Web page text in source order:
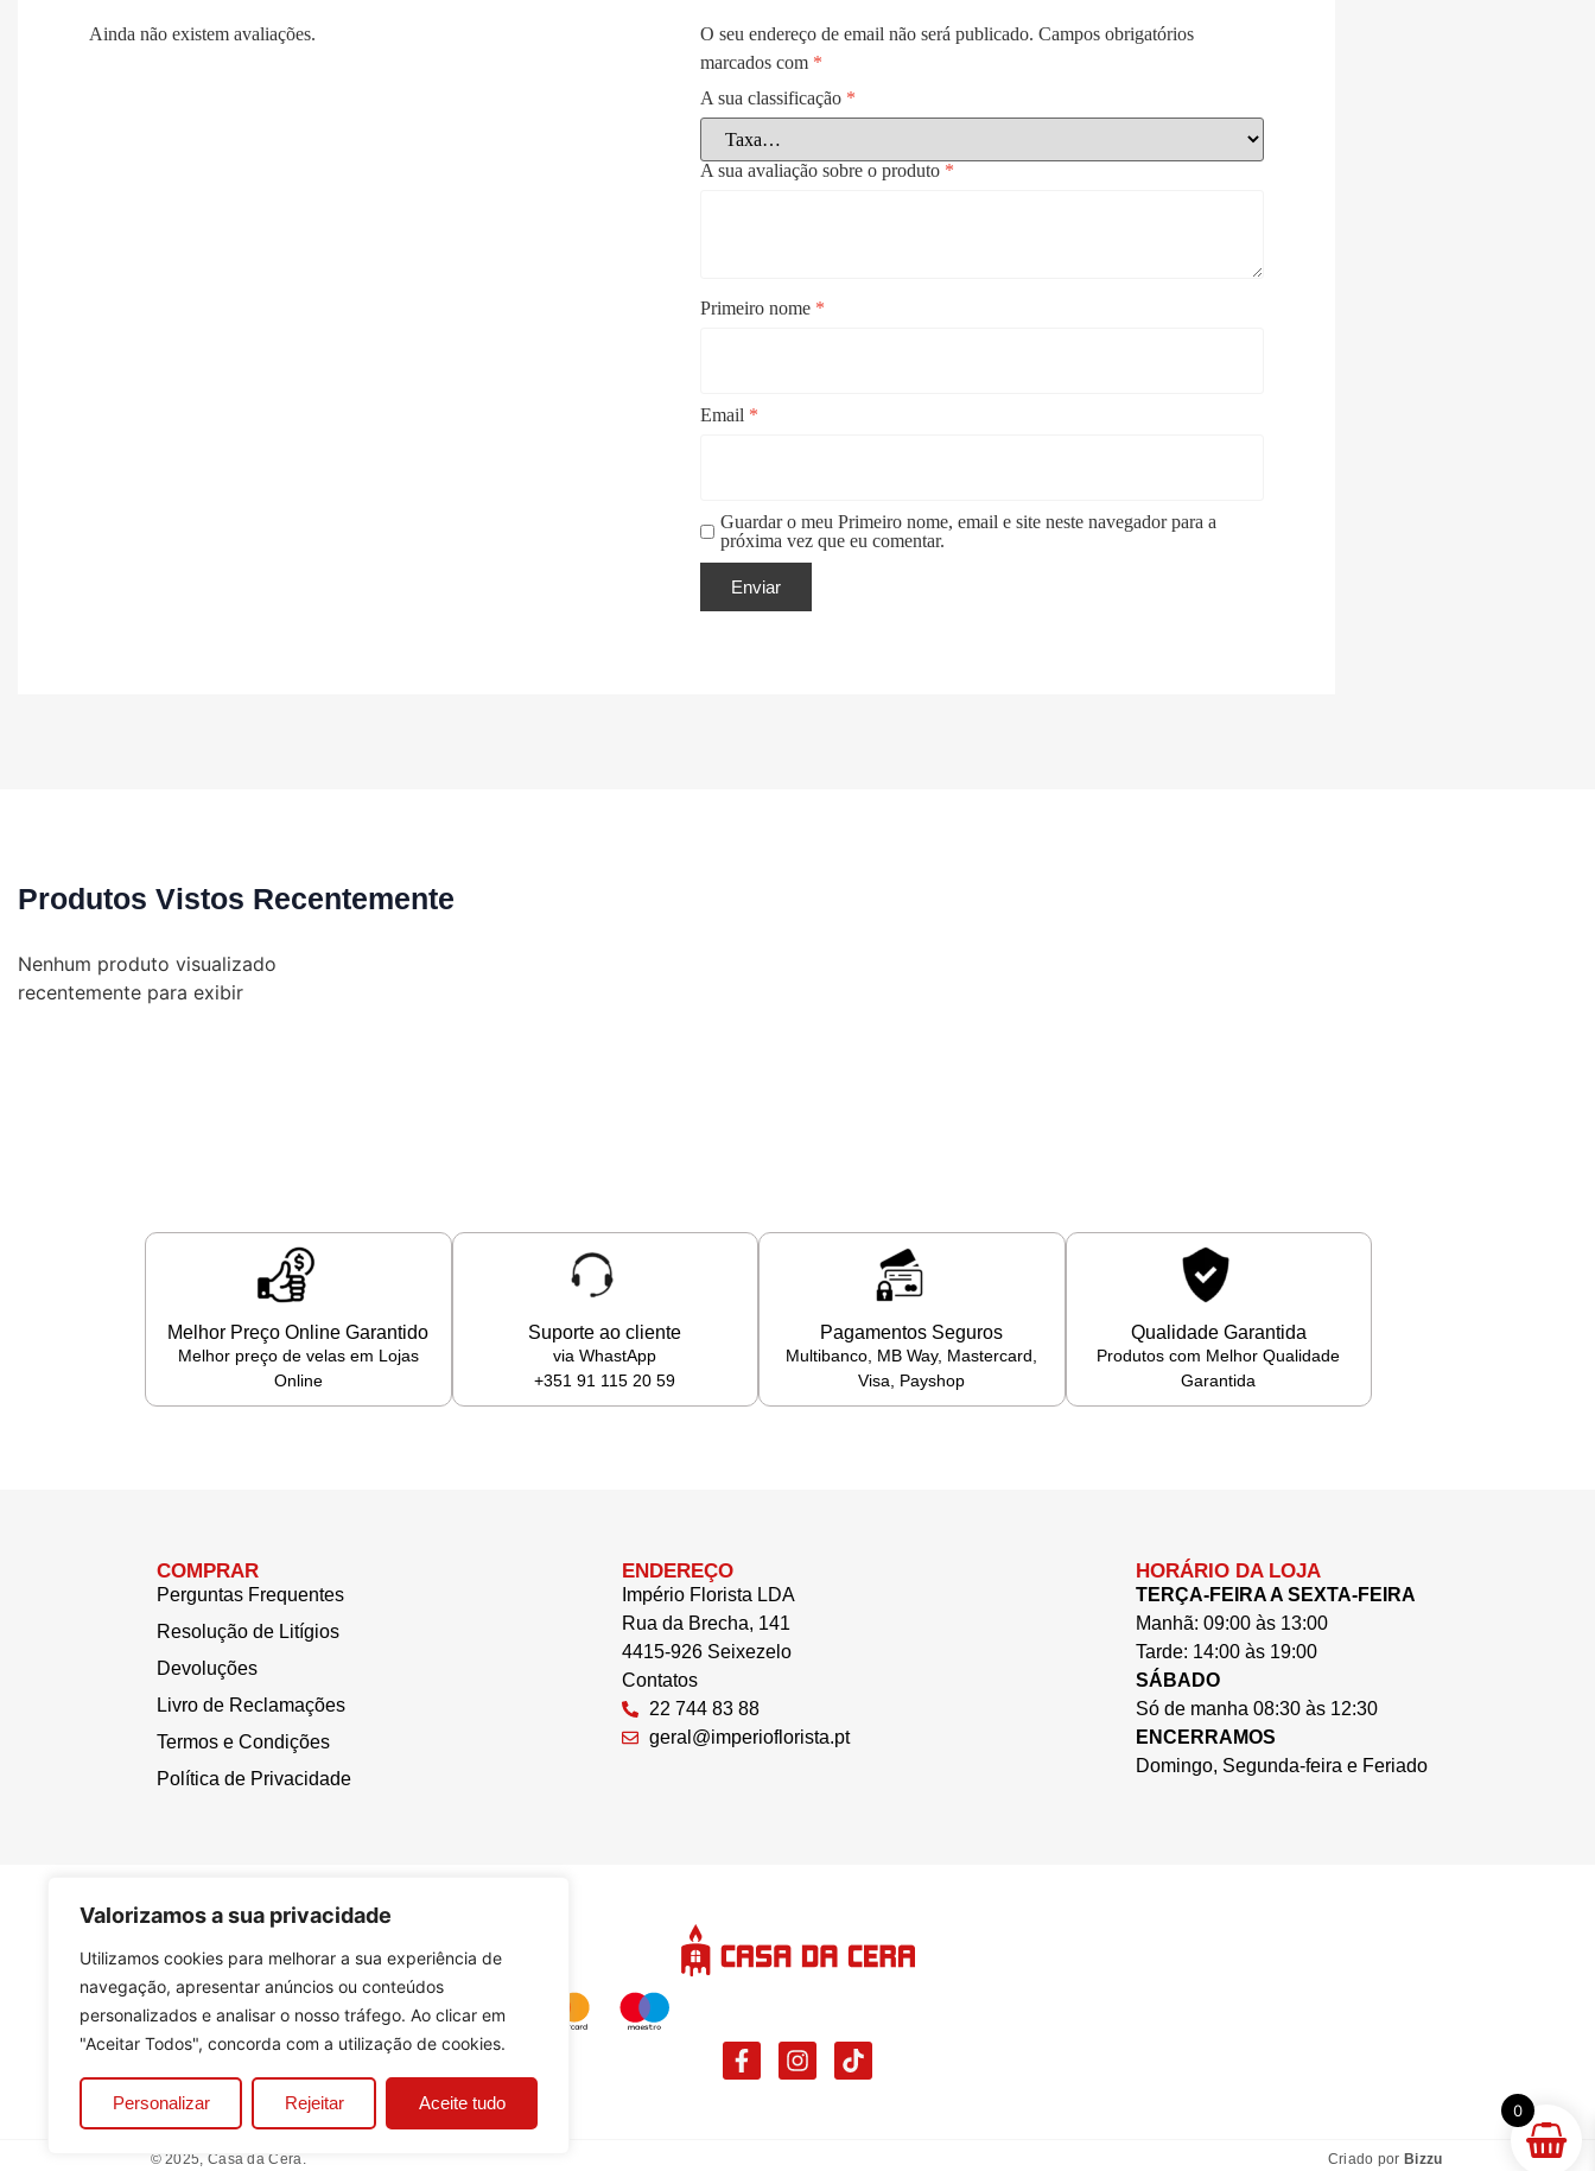
Valorizamos a sua privacidade
Utilizamos cookies para melhorar a sua experiência de
navegação, apresentar anúncios ou conteúdos
personalizados e analisar o nosso tráfego. Ao clicar em
"Aceitar Todos", concorda com a utilização de cookies.
Personalizar Rejeitar Aceite tudo
Ainda não existem avaliações. O seu endereço de email não será publicado. Campos obrigatórios
marcados com *
A sua classificação *
A sua avaliação sobre o produto *
Primeiro nome *
Email *
Guardar o meu Primeiro nome, email e site neste navegador para a
próxima vez que eu comentar.
Produtos Vistos Recentemente
Nenhum produto visualizado
recentemente para exibir
Melhor Preço Online Garantido
Melhor preço de velas em Lojas
Online
Suporte ao cliente
via WhastApp
+351 91 115 20 59
Pagamentos Seguros
Multibanco, MB Way, Mastercard,
Visa, Payshop
Qualidade Garantida
Produtos com Melhor Qualidade
Garantida
COMPRAR
Perguntas Frequentes
Resolução de Litígios
Devoluções
Livro de Reclamações
Termos e Condições
Política de Privacidade
ENDEREÇO
Império Florista LDA
Rua da Brecha, 141
4415-926 Seixezelo
Contatos
22 744 83 88
geral@imperioflorista.pt
HORÁRIO DA LOJA
TERÇA-FEIRA A SEXTA-FEIRA
Manhã: 09:00 às 13:00
Tarde: 14:00 às 19:00
SÁBADO
Só de manha 08:30 às 12:30
ENCERRAMOS
Domingo, Segunda-feira e Feriado
© 2025, Casa da Cera. Criado por Bizzu
0